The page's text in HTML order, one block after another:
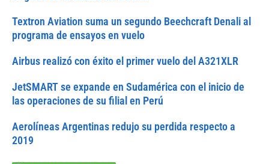
Textron Aviation suma un segundo Beechcraft Denali al
programa de ensayos en vuelo
Airbus realizó con éxito el primer vuelo del A321XLR
JetSMART se expande en Sudamérica con el inicio de
las operaciones de su filial en Perú
Aerolíneas Argentinas redujo su perdida respecto a
2019